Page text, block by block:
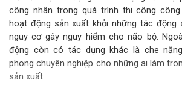
công nhân trong quá trình thi công
hoạt động sản xuất khỏi những tác động
nguy cơ gây nguy hiểm cho não bộ.
động còn có tác dụng khác là che
phong chuyên nghiệp cho những ai làm
sản xuất.